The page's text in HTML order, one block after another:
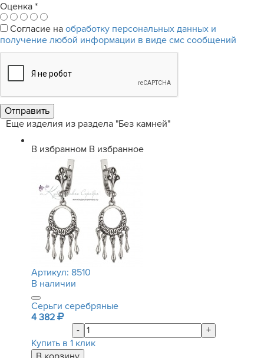
Оценка *
Согласие на обработку персональных данных и
получение любой информации в виде смс сообщений
Еще изделия из раздела "Без камней"
В избранном В избранное
Артикул: 8510
В наличии
Серьги серебряные
4 382
-
+
Купить в 1 клик